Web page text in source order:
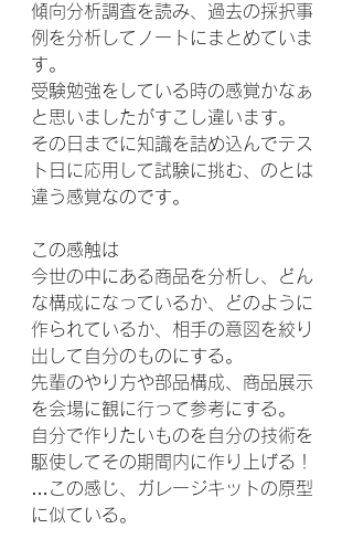
傾向分析調査を読み、過去の採択事
例を分析してノートにまとめていま
す。
受験勉強をしている時の感覚かなぁ
と思いましたがすこし違います。
その日までに知識を詰め込んでテス
ト日に応用して試験に挑む、のとは
違う感覚なのです。
この感触は
今世の中にある商品を分析し、どん
な構成になっているか、どのように
作られているか、相手の意図を絞り
出して自分のものにする。
先輩のやり方や部品構成、商品展示
を会場に観に行って参考にする。
自分で作りたいものを自分の技術を
駆使してその期間内に作り上げる！
…この感じ、ガレージキットの原型
に似ている。